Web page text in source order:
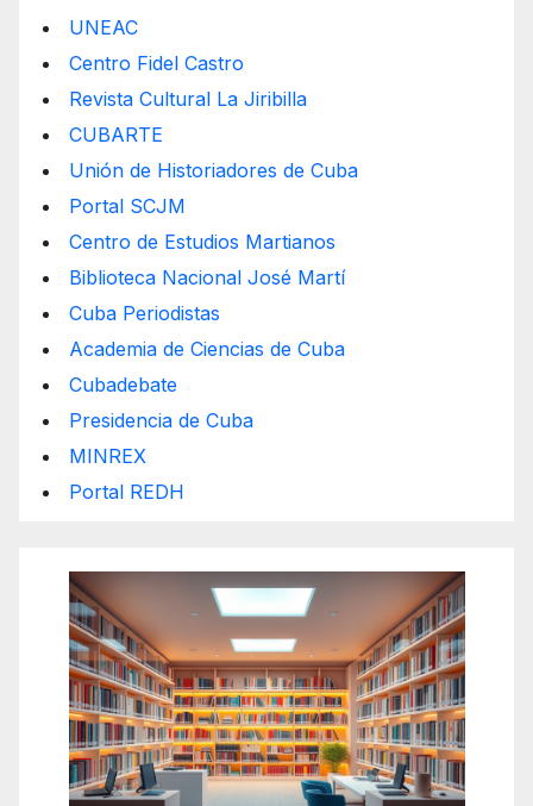
UNEAC
Centro Fidel Castro
Revista Cultural La Jiribilla
CUBARTE
Unión de Historiadores de Cuba
Portal SCJM
Centro de Estudios Martianos
Biblioteca Nacional José Martí
Cuba Periodistas
Academia de Ciencias de Cuba
Cubadebate
Presidencia de Cuba
MINREX
Portal REDH